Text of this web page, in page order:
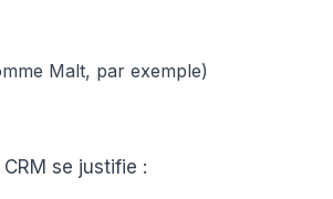
Malt, par exemple)
se justifie :